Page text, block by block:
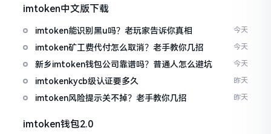
imtoken中文版下载
imtoken能识别黑u吗？老玩家告诉你真相 今天
imtoken矿工费代付怎么取消？老手教你几招 今天
新乡imtoken钱包公司靠谱吗？普通人怎么避坑 今天
imtokenkycb级认证要多久 昨天
imtoken风险提示关不掉？老手教你几招 昨天
imtoken钱包2.0